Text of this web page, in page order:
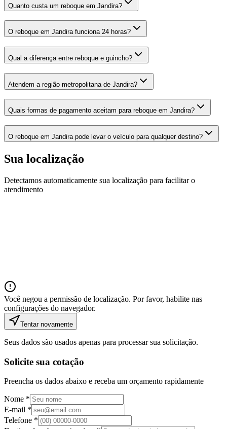
Quanto custa um reboque em Jandira?
O reboque em Jandira funciona 24 horas?
Qual a diferença entre reboque e guincho?
Atendem a região metropolitana de Jandira?
Quais formas de pagamento aceitam para reboque em Jandira?
O reboque em Jandira pode levar o veículo para qualquer destino?
Sua localização
Detectamos automaticamente sua localização para facilitar o
atendimento
Você negou a permissão de localização. Por favor, habilite nas
configurações do navegador.
Tentar novamente
Seus dados são usados apenas para processar sua solicitação.
Solicite sua cotação
Preencha os dados abaixo e receba um orçamento rapidamente
Nome *
E-mail *
Telefone *